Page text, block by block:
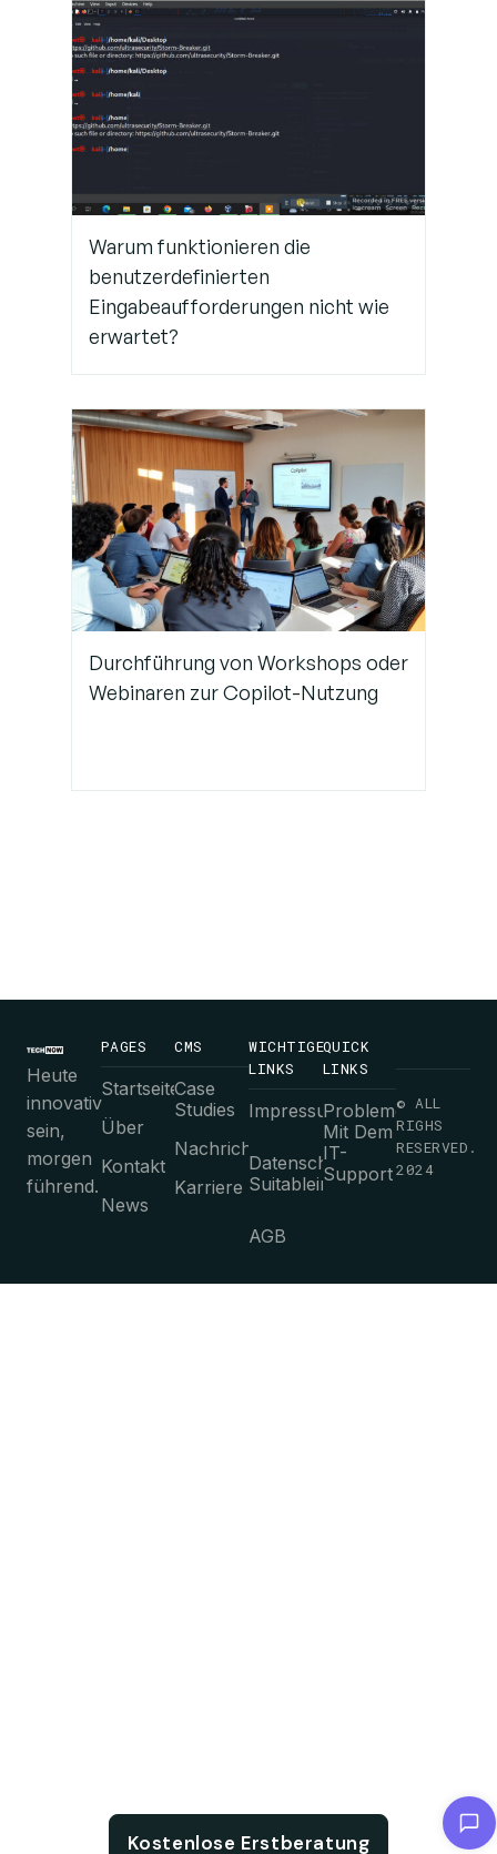
Warum funktionieren die
benutzerdefinierten
Eingabeaufforderungen nicht wie
erwartet?
Durchführung von Workshops oder
Webinaren zur Copilot-Nutzung
Heute
innovativ
sein,
morgen
führend.
PAGES
Startseite
Über
Kontakt
News
CMS
Case
Studies
Nachrichten
Karriere
WICHTIGE
LINKS
Impressum
Datenschutz-
Suitableimmungen
AGB
QUICK
LINKS
Probleme
Mit Dem
IT-
Support
© ALL
RIGHS
RESERVED.
2024
Kostenlose Erstberatung
Chat with us